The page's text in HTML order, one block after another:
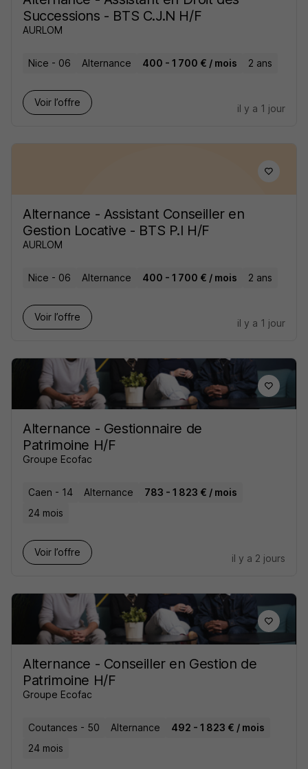
Successions - BTS C.J.N H/F
AURLOM
Nice - 06 Alternance 400 - 1 700 € / mois 2 ans
Voir l’offre
il y a 1 jour
Alternance - Assistant Conseiller en
Gestion Locative - BTS P.I H/F
AURLOM
Nice - 06 Alternance 400 - 1 700 € / mois 2 ans
Voir l’offre
il y a 1 jour
Alternance - Gestionnaire de
Patrimoine H/F
Groupe Ecofac
Caen - 14 Alternance
783 - 1 823 € / mois
24 mois
Voir l’offre
il y a 2 jours
Alternance - Conseiller en Gestion de
Patrimoine H/F
Groupe Ecofac
Coutances - 50 Alternance
492 - 1 823 € / mois
24 mois